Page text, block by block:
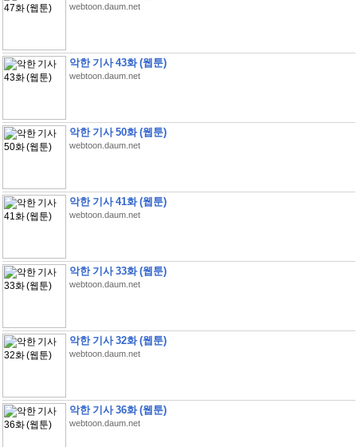
webtoon.daum.net
악한 기사 43화 (웹툰)
webtoon.daum.net
악한 기사 50화 (웹툰)
webtoon.daum.net
악한 기사 41화 (웹툰)
webtoon.daum.net
악한 기사 33화 (웹툰)
webtoon.daum.net
악한 기사 32화 (웹툰)
webtoon.daum.net
악한 기사 36화 (웹툰)
webtoon.daum.net